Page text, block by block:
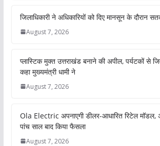
जिलाधिकारी ने अधिकारियों को दिए मानसून के दौरान
August 7, 2026
प्लास्टिक मुक्त उत्तराखंड बनाने की अपील, पर्यटकों से
कहा मुख्यमंत्री धामी ने
August 7, 2026
Ola Electric अपनाएगी डीलर-आधारित रिटेल
पांच साल बाद किया फैसला
August 7, 2026